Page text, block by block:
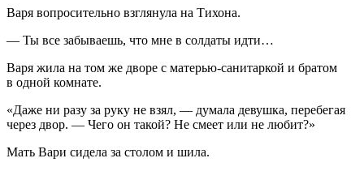
Варя вопросительно взглянула на Тихона.
— Ты все забываешь, что мне в солдаты идти…
Варя жила на том же дворе с матерью-санитаркой и братом
в одной комнате.
«Даже ни разу за руку не взял, — думала девушка, перебегая
через двор. — Чего он такой? Не смеет или не любит?»
Мать Вари сидела за столом и шила.